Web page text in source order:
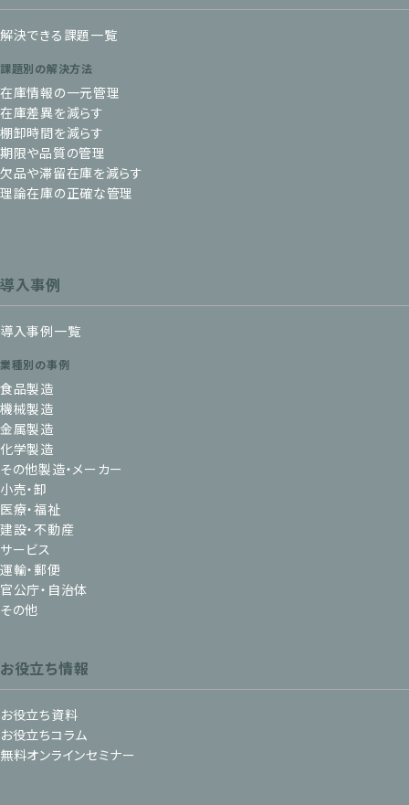
解決できる課題一覧
課題別の解決方法
在庫情報の一元管理
在庫差異を減らす
棚卸時間を減らす
期限や品質の管理
欠品や滞留在庫を減らす
理論在庫の正確な管理
導入事例
導入事例一覧
業種別の事例
食品製造
機械製造
金属製造
化学製造
その他製造・メーカー
小売・卸
医療・福祉
建設・不動産
サービス
運輸・郵便
官公庁・自治体
その他
お役立ち情報
お役立ち資料
お役立ちコラム
無料オンラインセミナー